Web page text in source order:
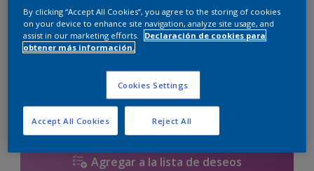
Tamaño
2.5 litros
Calculadora de pintura
Agregar a la lista de deseos
By clicking “Accept All Cookies”, you agree to the storing of cookies
on your device to enhance site navigation, analyze site usage, and
assist in our marketing efforts.
Declaración de cookies para
obtener más información.
Cookies Settings
Reject All
Accept All Cookies